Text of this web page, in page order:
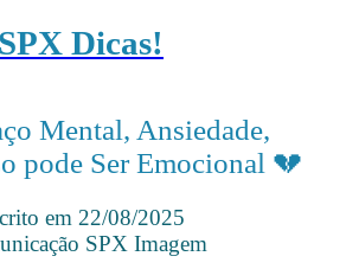
SPX Dicas!
Mental, Ansiedade,
pode Ser Emocional 💔
em 22/08/2025
SPX Imagem